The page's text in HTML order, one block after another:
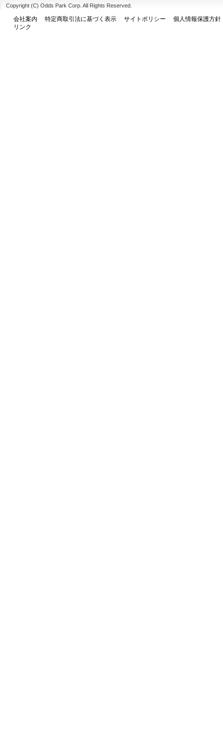
Copyright (C) Odds Park Corp. All Rights Reserved.
会社案内 特定商取引法に基づく表示 サイトポリシー
個人情報保護方針
リンク